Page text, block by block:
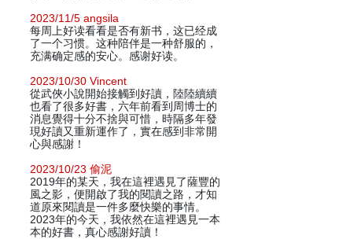
2023/11/5 angsila
每周上好读看看是否有新书，这已经成
了一个习惯。这种陪伴是一种舒服的，
充满确定感的安心。感谢好读。
2023/10/30 Vincent
從武俠小說開始接觸到好讀，陸陸續續
也看了很多好書，六年前看到周博士的
消息覺得十分不捨與可惜，時隔多年發
現好讀又重新運作了，實在感到非常開
心與感謝！
2023/10/23 偷泥
2019年的某天，我在這裡遇見了薩豐的
風之影，便開啟了我的閱讀之路，才知
道原來閱讀是一件多麼快樂的事情。
2023年的今天，我依然在這裡遇見一本
本的好書，真心感謝好讀！